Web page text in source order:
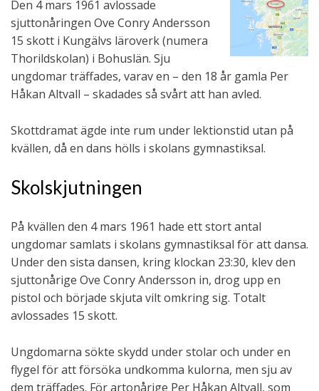
Den 4 mars 1961 avlossade
sjuttonåringen Ove Conry Andersson
15 skott i Kungälvs läroverk (numera
Thorildskolan) i Bohuslän. Sju
ungdomar träffades, varav en – den 18 år gamla Per
Håkan Altvall – skadades så svårt att han avled.
Skottdramat ägde inte rum under lektionstid utan på
kvällen, då en dans hölls i skolans gymnastiksal.
Skolskjutningen
På kvällen den 4 mars 1961 hade ett stort antal
ungdomar samlats i skolans gymnastiksal för att dansa.
Under den sista dansen, kring klockan 23:30, klev den
sjuttonårige Ove Conry Andersson in, drog upp en
pistol och började skjuta vilt omkring sig. Totalt
avlossades 15 skott.
Ungdomarna sökte skydd under stolar och under en
flygel för att försöka undkomma kulorna, men sju av
dem träffades. För artonårige Per Håkan Altvall, som